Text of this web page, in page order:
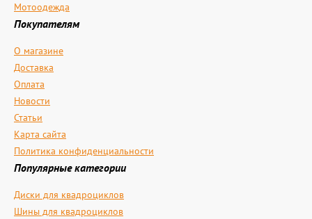
Мотоодежда
Покупателям
О магазине
Доставка
Оплата
Новости
Статьи
Карта сайта
Политика конфиденциальности
Популярные категории
Диски для квадроциклов
Шины для квадроциклов